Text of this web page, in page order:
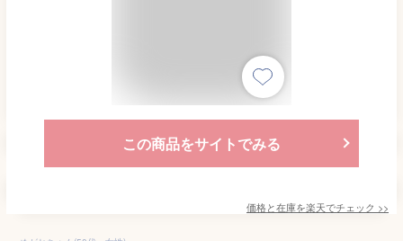
この商品をサイトでみる
価格と在庫を楽天でチェック >>